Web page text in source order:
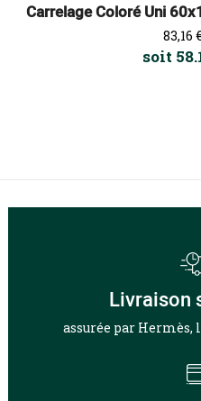
Carrelage Coloré Uni
Prix
83,16 €
soit
Livraison
assurée par Hermès,